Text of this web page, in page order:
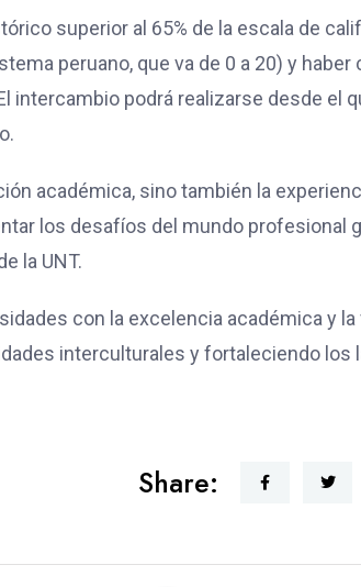
superior al 65% de la escala de
peruano, que va de 0 a 20) y haber
podrá realizarse desde el
académica, sino también la
los desafíos del mundo profesional
la UNT.
con la excelencia académica y la
interculturales y fortaleciendo los
Share: